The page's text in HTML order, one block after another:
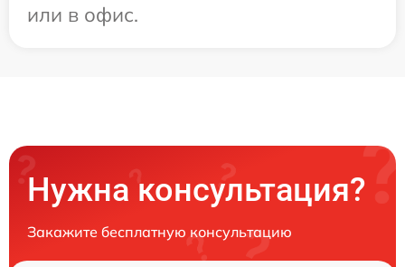
или в офис.
Нужна консультация?
Закажите бесплатную консультацию